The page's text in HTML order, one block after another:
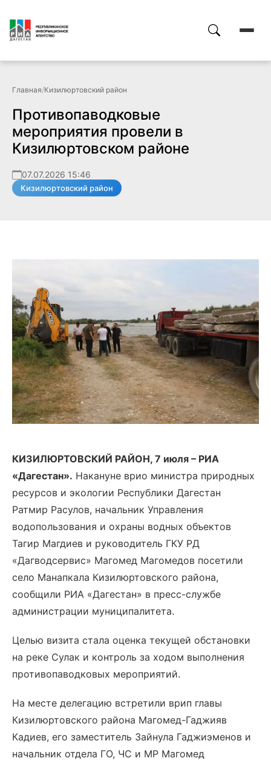
Главная/Кизилюртовский район
Противопаводковые
мероприятия провели в
Кизилюртовском районе
07.07.2026 15:46
Кизилюртовский район
КИЗИЛЮРТОВСКИЙ РАЙОН, 7 июля – РИА
«Дагестан». Накануне врио министра природных
ресурсов и экологии Республики Дагестан
Ратмир Расулов, начальник Управления
водопользования и охраны водных объектов
Тагир Магдиев и руководитель ГКУ РД
«Дагводсервис» Магомед Магомедов посетили
село Манапкала Кизилюртовского района,
сообщили РИА «Дагестан» в пресс-службе
администрации муниципалитета.
Целью визита стала оценка текущей обстановки
на реке Сулак и контроль за ходом выполнения
противопаводковых мероприятий.
На месте делегацию встретили врип главы
Кизилюртовского района Магомед-Гаджияв
Кадиев, его заместитель Зайнула Гаджиэменов и
начальник отдела ГО, ЧС и МР Магомед